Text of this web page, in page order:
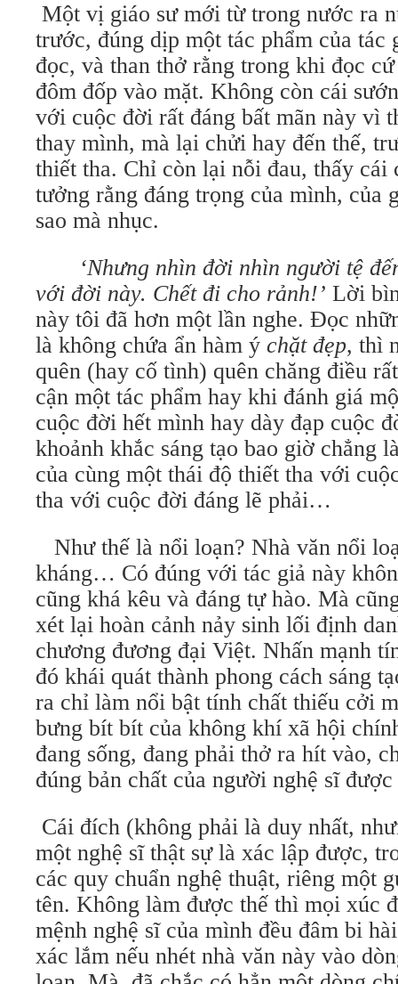
Một vị giáo sư mới từ trong nước ra
trước, đúng dịp một tác phẩm của tác
đọc, và than thở rằng trong khi đọc
đôm đốp vào mặt. Không còn cái
với cuộc đời rất đáng bất mãn này vì
thay mình, mà lại chửi hay đến thế,
thiết tha. Chỉ còn lại nỗi đau, thấy cái
tưởng rằng đáng trọng của mình,
sao mà nhục.
‘Nhưng nhìn đời nhìn người tệ
với đời này. Chết đi cho rảnh!’ Lời
này tôi đã hơn một lần nghe. Đọc
là không chứa ẩn hàm ý chặt đẹp, thì
quên (hay cố tình) quên chăng điều
cận một tác phẩm hay khi đánh giá
cuộc đời hết mình hay dày đạp cuộc
khoảnh khắc sáng tạo bao giờ chẳng
của cùng một thái độ thiết tha với
tha với cuộc đời đáng lẽ phải…
Như thế là nổi loạn? Nhà văn nổi
kháng… Có đúng với tác giả này
cũng khá kêu và đáng tự hào. Mà
xét lại hoàn cảnh nảy sinh lối định
chương đương đại Việt. Nhấn mạnh
đó khái quát thành phong cách sáng
ra chỉ làm nổi bật tính chất thiếu cởi
bưng bít bít của không khí xã hội
đang sống, đang phải thở ra hít vào,
đúng bản chất của người nghệ sĩ
Cái đích (không phải là duy nhất,
một nghệ sĩ thật sự là xác lập được,
các quy chuẩn nghệ thuật, riêng một
tên. Không làm được thế thì mọi xúc
mệnh nghệ sĩ của mình đều đâm bi
xác lắm nếu nhét nhà văn này vào